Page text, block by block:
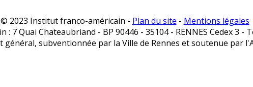
© 2023 Institut franco-américain - Plan du site - Mentions légales
7 Quai Chateaubriand - BP 90446 - 35104 - RENNES Cedex 3 -
subventionnée par la Ville de Rennes et soutenue par